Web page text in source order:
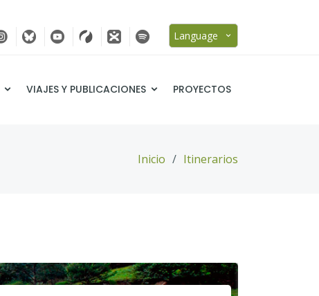
Language
VIAJES Y PUBLICACIONES PROYECTOS
Inicio Itinerarios